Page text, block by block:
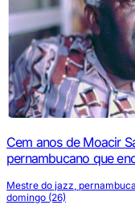
Cem anos de Moacir
pernambucano que
Mestre do jazz,
domingo (26)